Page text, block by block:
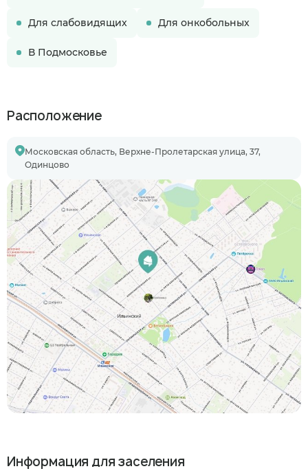
Для слабовидящих Для онкобольных
В Подмосковье
Расположение
Московская область, Верхне-Пролетарская улица, 37,
Одинцово
Информация для заселения